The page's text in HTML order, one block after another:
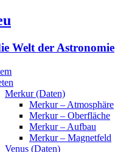
Welt der Astronomie
Merkur (Daten)
Merkur – Atmosphäre
Merkur – Oberfläche
Merkur – Aufbau
Merkur – Magnetfeld
Venus (Daten)